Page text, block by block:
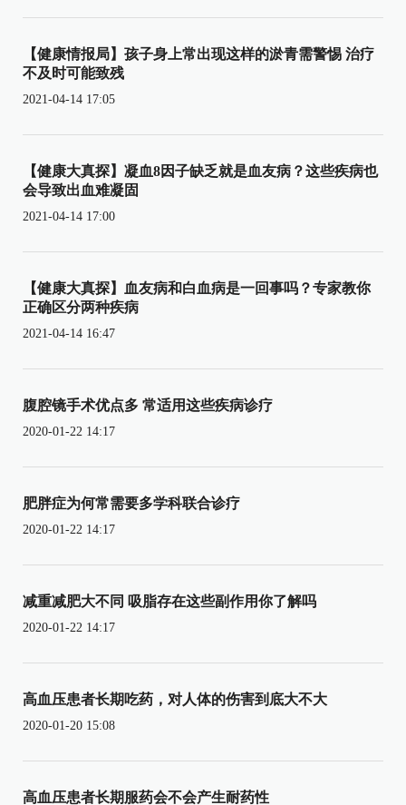
【健康情报局】孩子身上常出现这样的淤青需警惕 治疗
不及时可能致残
2021-04-14 17:05
【健康大真探】凝血8因子缺乏就是血友病？这些疾病也
会导致出血难凝固
2021-04-14 17:00
【健康大真探】血友病和白血病是一回事吗？专家教你
正确区分两种疾病
2021-04-14 16:47
腹腔镜手术优点多 常适用这些疾病诊疗
2020-01-22 14:17
肥胖症为何常需要多学科联合诊疗
2020-01-22 14:17
减重减肥大不同 吸脂存在这些副作用你了解吗
2020-01-22 14:17
高血压患者长期吃药，对人体的伤害到底大不大
2020-01-20 15:08
高血压患者长期服药会不会产生耐药性